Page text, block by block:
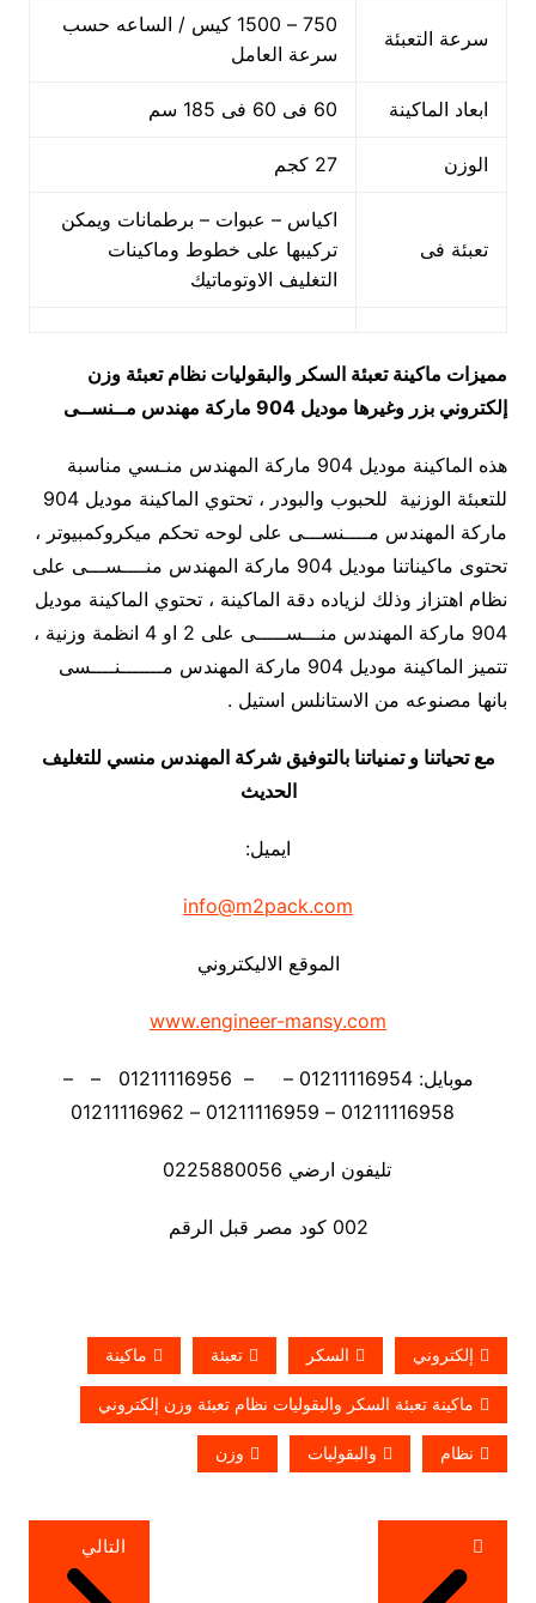
سرعة التعبئة
750 – 1500 كيس / الساعه حسب
سرعة العامل
ابعاد الماكينة 60 فى 60 فى 185 سم
الوزن 27 كجم
تعبئة فى
اكياس – عبوات – برطمانات ويمكن
تركيبها على خطوط وماكينات
التغليف الاوتوماتيك
مميزات ماكينة تعبئة السكر والبقوليات نظام تعبئة وزن
إلكتروني بزر وغيرها موديل 904 ماركة مهندس مــنســى
هذه الماكينة موديل 904 ماركة المهندس منـسي مناسبة
للتعبئة الوزنية للحبوب والبودر ، تحتوي الماكينة موديل 904
ماركة المهندس مــــنســـى على لوحه تحكم ميكروكمبيوتر ،
تحتوى ماكيناتنا موديل 904 ماركة المهندس منــــســـى على
نظام اهتزاز وذلك لزياده دقة الماكينة ، تحتوي الماكينة موديل
904 ماركة المهندس منـــســـــى على 2 او 4 انظمة وزنية ،
تتميز الماكينة موديل 904 ماركة المهندس مـــــــنــــسى
بانها مصنوعه من الاستانلس استيل .
مع تحياتنا و تمنياتنا بالتوفيق شركة المهندس منسي للتغليف
الحديث
ايميل:
info@m2pack.com
الموقع الاليكتروني
www.engineer-mansy.com
موبايل: 01211116954 – – 01211116956 – –
تليفون ارضي 0225880056
002 كود مصر قبل الرقم
إلكتروني السكر تعبئة ماكينة
ماكينة تعبئة السكر والبقوليات نظام تعبئة وزن إلكتروني
نظام والبقوليات وزن
تصفّح
المقالات
التالي